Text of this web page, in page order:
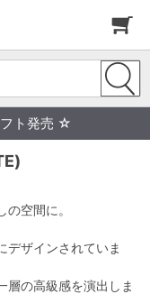
ト発売 ☆
空間に。
デザインされていま
層の高級感を演出しま